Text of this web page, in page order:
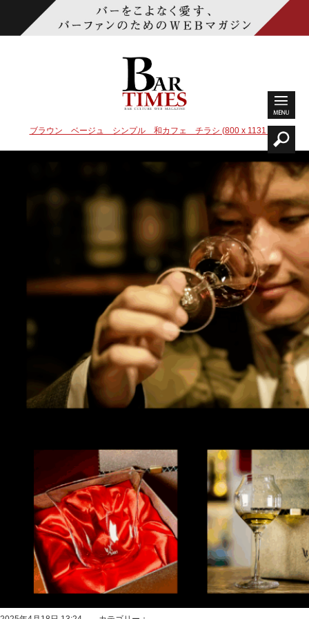
ブラウン ベージュ シンプル 和カフェ チラシ (800 x 1131 px)